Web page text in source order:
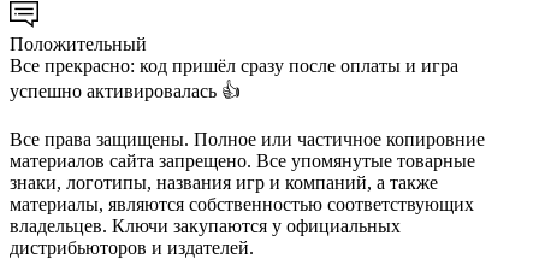
Положительный
Все прекрасно: код пришёл сразу после оплаты и игра
успешно активировалась 👍
Все права защищены. Полное или частичное копировние
материалов сайта запрещено. Все упомянутые товарные
знаки, логотипы, названия игр и компаний, а также
материалы, являются собственностью соответствующих
владельцев. Ключи закупаются у официальных
дистрибьюторов и издателей.